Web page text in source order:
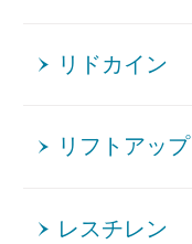
リドカイン
リフトアップ
レスチレン